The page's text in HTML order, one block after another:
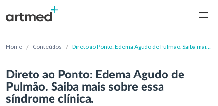
Home / Conteúdos / Direto ao Ponto: Edema Agudo de Pulmão. Saiba mais
Direto ao Ponto: Edema Agudo de
Pulmão. Saiba mais sobre essa
síndrome clínica.